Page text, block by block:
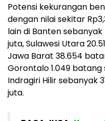
Potensi kekurangan
dengan nilai sekitar
lain di Banten
juta, Sulawesi Utara
Jawa Barat 38.654
Gorontalo 1.049 batang
Indragiri Hilir sebanyak
juta.